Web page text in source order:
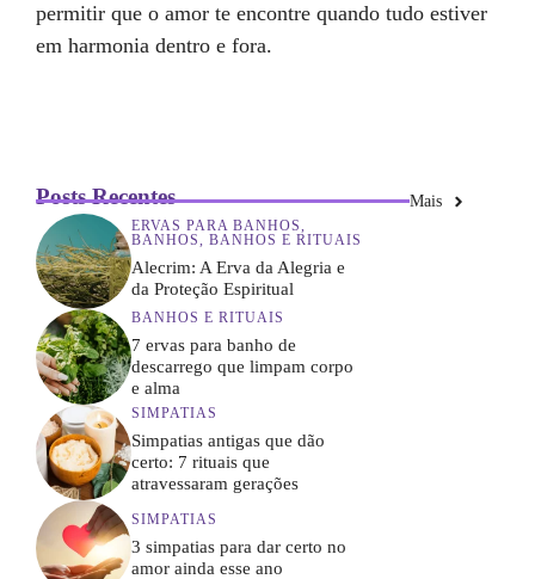
permitir que o amor te encontre quando tudo estiver
em harmonia dentro e fora.
Posts Recentes Mais
ERVAS PARA BANHOS
BANHOS
BANHOS E RITUAIS
Alecrim: A Erva da Alegria e
da Proteção Espiritual
BANHOS E RITUAIS
7 ervas para banho de
descarrego que limpam corpo
e alma
SIMPATIAS
Simpatias antigas que dão
certo: 7 rituais que
atravessaram gerações
SIMPATIAS
3 simpatias para dar certo no
amor ainda esse ano